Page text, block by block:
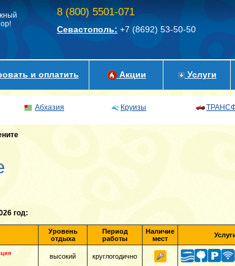
8 (800) 5501-071
Севастополь: +7 (8692) 53-50-50
и оплатить Акции Услуги
Абхазия Круизы
год:
Уровень
отдыха
Период
работы
Наличие
мест
высокий круглогодично